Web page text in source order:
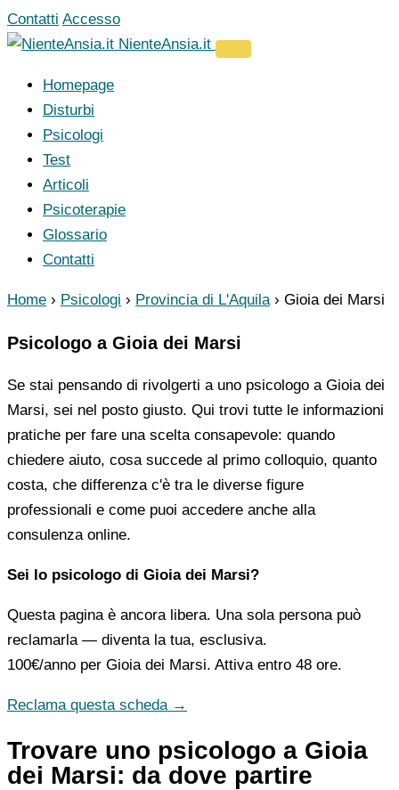
Vai
al
Contatti Accesso
NienteAnsia.it
Homepage
Disturbi
Psicologi
Test
Articoli
Psicoterapie
Glossario
Contatti
Home › Psicologi › Provincia di L'Aquila › Gioia dei Marsi
Psicologo a Gioia dei Marsi
Se stai pensando di rivolgerti a uno psicologo a Gioia dei
Marsi, sei nel posto giusto. Qui trovi tutte le informazioni
pratiche per fare una scelta consapevole: quando
chiedere aiuto, cosa succede al primo colloquio, quanto
costa, che differenza c'è tra le diverse figure
professionali e come puoi accedere anche alla
consulenza online.
Sei lo psicologo di Gioia dei Marsi?
Questa pagina è ancora libera. Una sola persona può
reclamarla — diventa la tua, esclusiva.
100€/anno per Gioia dei Marsi. Attiva entro 48 ore.
Reclama questa scheda →
Trovare uno psicologo a Gioia
dei Marsi: da dove partire